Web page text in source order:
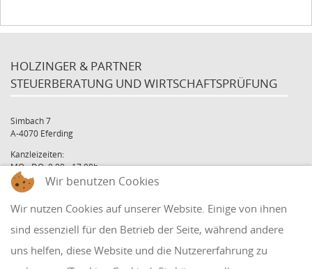
HOLZINGER & PARTNER
STEUERBERATUNG UND WIRTSCHAFTSPRÜFUNG
Simbach 7
A-4070 Eferding
Kanzleizeiten:
MO - DO: 8:00 - 17:00h
FR: 8:00 - 12:00h
Tel: +43 7272 39 79 - 0
Fax: +43 7272 39 79 - 9
QUICKLINKS
Wir benutzen Cookies
Wir nutzen Cookies auf unserer Website. Einige von ihnen
sind essenziell für den Betrieb der Seite, während andere
uns helfen, diese Website und die Nutzererfahrung zu